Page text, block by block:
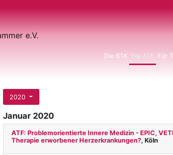
Die BTK Die ATF Für
2020
Januar 2020
ATF: Problemorientierte Innere Medizin - EPIC,
Therapie erworbener Herzerkrankungen?, Köln